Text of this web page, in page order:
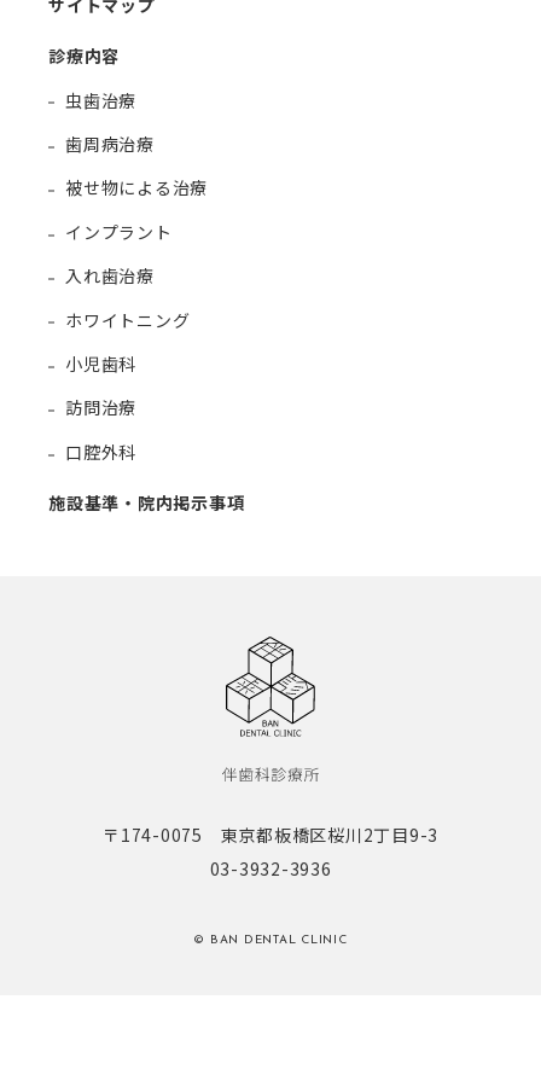
サイトマップ
診療内容
虫歯治療
歯周病治療
被せ物による治療
インプラント
入れ歯治療
ホワイトニング
小児歯科
訪問治療
口腔外科
施設基準・院内掲示事項
〒174-0075 東京都板橋区桜川2丁目9-3
03-3932-3936
© BAN DENTAL CLINIC